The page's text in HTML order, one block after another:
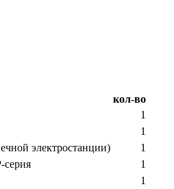
кол-во
1
1
электростанции)
1
1
1